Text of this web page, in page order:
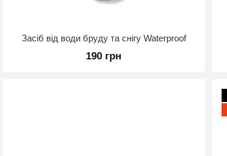
Засіб від води бруду та снігу Waterproof
190 грн